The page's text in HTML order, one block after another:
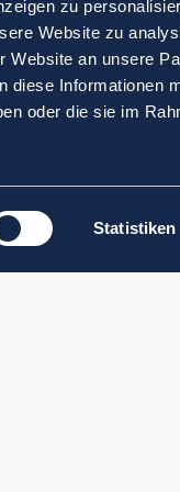
zu
Website zu
Website an unsere
diese Informationen
oder die sie im
Statistiken